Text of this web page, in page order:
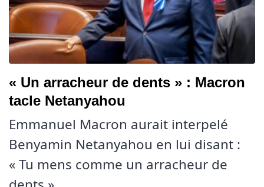
« Un arracheur de dents » : Macron
tacle Netanyahou
Emmanuel Macron aurait interpelé
Benyamin Netanyahou en lui disant :
« Tu mens comme un arracheur de